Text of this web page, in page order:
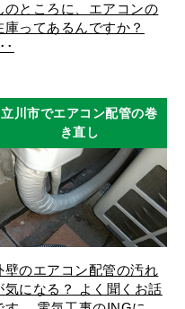
のところに、エアコンの
庫ってあるんですか？
･
立川市でエアコン配管の巻
き直し
壁のエアコン配管の汚れ
気になる？ よく聞くお話